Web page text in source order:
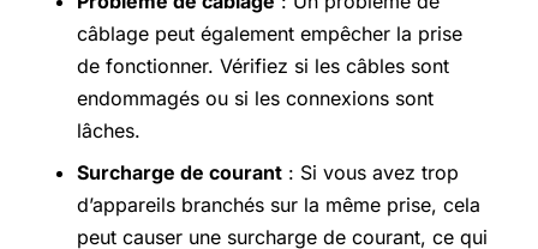
câblage peut également empêcher la prise
de fonctionner. Vérifiez si les câbles sont
endommagés ou si les connexions sont
lâches.
Surcharge de courant : Si vous avez trop
d’appareils branchés sur la même prise, cela
peut causer une surcharge de courant, ce qui